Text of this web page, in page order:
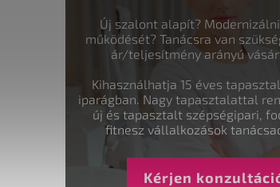
Új szalont alapít?
működését? Tanácsra van
ár/teljesítmény arányú
Kihasználhatja 15 éves
iparágban. Nagy tapasztalattal
új és tapasztalt szépségipari,
fitnesz vállalkozások
Kérjen